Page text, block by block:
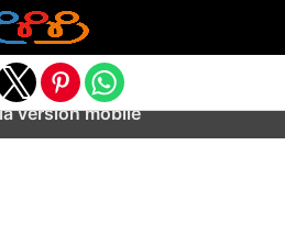
modifier '/' in
aideanxietestress.fr/
views/includes/class-bots.php
version mobile